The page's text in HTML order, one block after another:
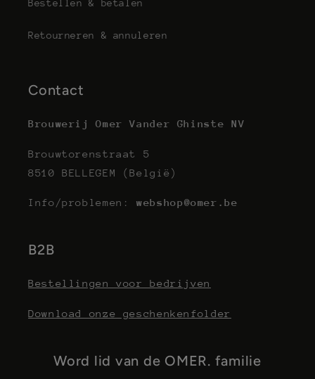
Bestellen & betalen
Retourneren & annuleren
Contact
Brouwerij Omer Vander Ghinste NV
Brouwtorenstraat 5
8510 BELLEGEM (België)
Info/problemen:webshop@omer.be
B2B
Bestellingen voor bedrijven
Download onze geschenkenfolder
Word lid van de OMER. familie